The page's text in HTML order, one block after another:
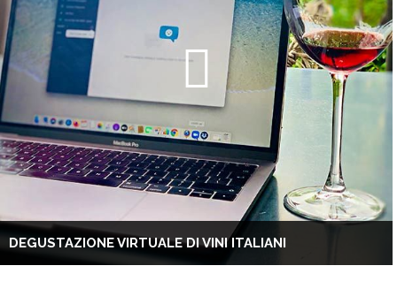
DEGUSTAZIONE VIRTUALE DI VINI ITALIANI